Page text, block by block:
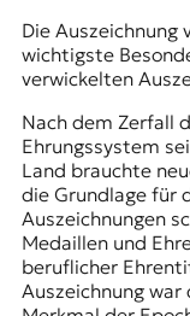
n
d
M
d
e
n
k
o
m
p
Die
wichtigste
verwickelten
Nach dem Zerfall
Ehrungssystem
Land brauchte
die Grundlage für
Auszeichnungen
Medaillen und
beruflicher
Auszeichnung war